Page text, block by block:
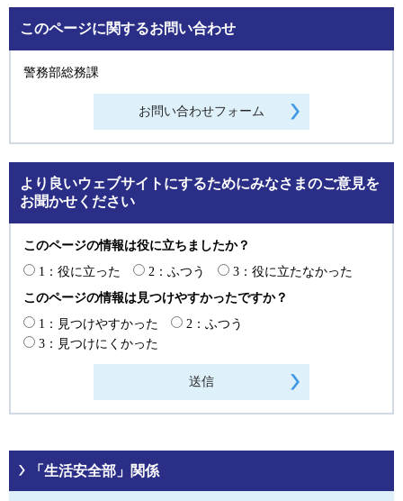
このページに関するお問い合わせ
警務部総務課
より良いウェブサイトにするためにみなさまのご意見を
お聞かせください
このページの情報は役に立ちましたか？
1：役に立った
2：ふつう
3：役に立たなかった
このページの情報は見つけやすかったですか？
1：見つけやすかった
2：ふつう
3：見つけにくかった
「生活安全部」関係